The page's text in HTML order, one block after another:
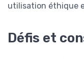
utilisation éthique
Défis et